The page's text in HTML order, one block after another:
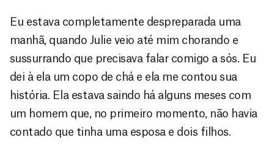
Eu estava completamente despreparada uma
manhã, quando Julie veio até mim chorando e
sussurrando que precisava falar comigo a sós. Eu
dei à ela um copo de chá e ela me contou sua
história. Ela estava saindo há alguns meses com
um homem que, no primeiro momento, não havia
contado que tinha uma esposa e dois filhos.